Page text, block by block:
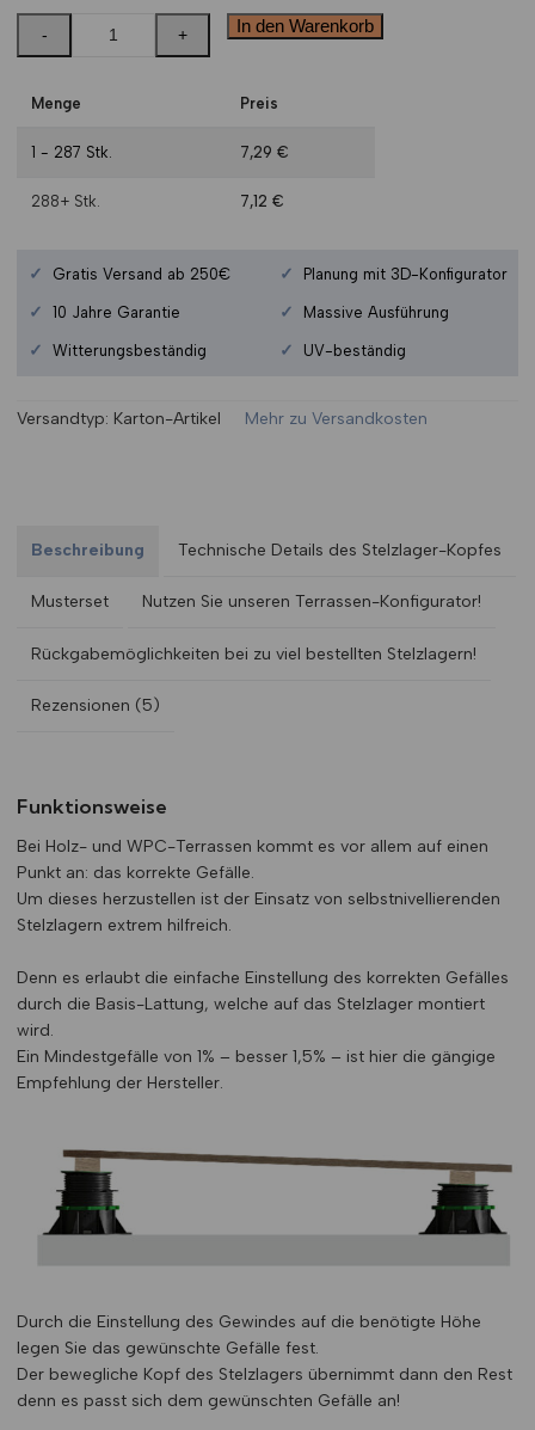
In den Warenkorb
Menge Preis
1 - 287 Stk. 7,29 €
288+ Stk. 7,12 €
✓ Gratis Versand ab 250€ ✓ Planung mit 3D-Konfigurator
✓ 10 Jahre Garantie ✓ Massive Ausführung
✓ Witterungsbeständig ✓ UV-beständig
Versandtyp: Karton-Artikel Mehr zu Versandkosten
Beschreibung Technische Details des Stelzlager-Kopfes
Musterset Nutzen Sie unseren Terrassen-Konfigurator!
Rückgabemöglichkeiten bei zu viel bestellten Stelzlagern!
Rezensionen (5)
Funktionsweise
Bei Holz- und WPC-Terrassen kommt es vor allem auf einen
Punkt an: das korrekte Gefälle.
Um dieses herzustellen ist der Einsatz von selbstnivellierenden
Stelzlagern extrem hilfreich.
Denn es erlaubt die einfache Einstellung des korrekten Gefälles
durch die Basis-Lattung, welche auf das Stelzlager montiert
wird.
Ein Mindestgefälle von 1% – besser 1,5% – ist hier die gängige
Empfehlung der Hersteller.
Durch die Einstellung des Gewindes auf die benötigte Höhe
legen Sie das gewünschte Gefälle fest.
Der bewegliche Kopf des Stelzlagers übernimmt dann den Rest
denn es passt sich dem gewünschten Gefälle an!